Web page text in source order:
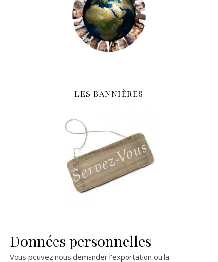
LES BANNIÈRES
Données personnelles
Vous pouvez nous demander l'exportation ou la